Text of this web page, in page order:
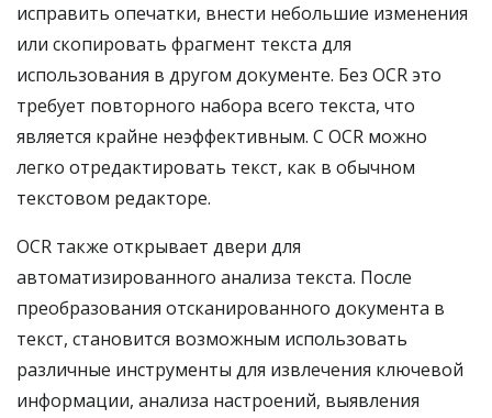
исправить опечатки, внести небольшие изменения
или скопировать фрагмент текста для
использования в другом документе. Без OCR это
требует повторного набора всего текста, что
является крайне неэффективным. С OCR можно
легко отредактировать текст, как в обычном
текстовом редакторе.
OCR также открывает двери для
автоматизированного анализа текста. После
преобразования отсканированного документа в
текст, становится возможным использовать
различные инструменты для извлечения ключевой
информации, анализа настроений, выявления